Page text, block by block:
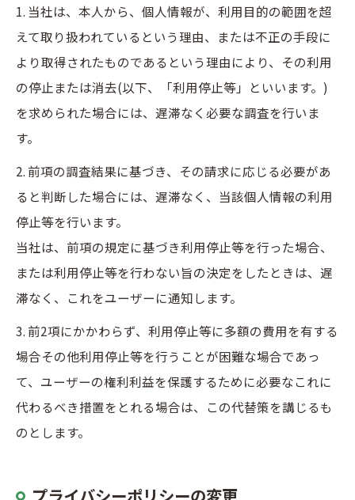
1. 当社は、本人から、個人情報が、利用目的の範囲を超
えて取り扱われているという理由、または不正の手段に
より取得されたものであるという理由により、その利用
の停止または消去(以下、「利用停止等」といいます。)
を求められた場合には、遅滞なく必要な調査を行いま
す。
2. 前項の調査結果に基づき、その請求に応じる必要があ
ると判断した場合には、遅滞なく、当該個人情報の利用
停止等を行います。
当社は、前項の規定に基づき利用停止等を行った場合、
または利用停止等を行わない旨の決定をしたときは、遅
滞なく、これをユーザーに通知します。
3. 前2項にかかわらず、利用停止等に多額の費用を有する
場合その他利用停止等を行うことが困難な場合であっ
て、ユーザーの権利利益を保護するために必要なこれに
代わるべき措置をとれる場合は、この代替策を講じるも
のとします。
プライバシーポリシーの変更